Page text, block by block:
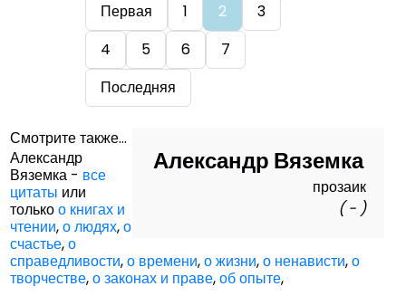
Первая 1 2
3
4
5 6
7
Последняя
Александр Вяземка
прозаик
( - )
Смотрите также...
Александр
Вяземка - все
цитаты или
толькоо книгах и
чтении,о людях,о
счастье,о
справедливости,о времени,о жизни,о ненависти,о
творчестве,о законах и праве,об опыте,